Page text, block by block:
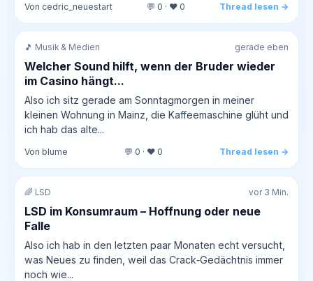
Von cedric_neuestart 💬 0 · ❤️ 0 Thread lesen →
🎵 Musik & Medien gerade eben
Welcher Sound hilft, wenn der Bruder wieder
im Casino hängt...
Also ich sitz gerade am Sonntagmorgen in meiner
kleinen Wohnung in Mainz, die Kaffeemaschine glüht und
ich hab das alte...
Von blume 💬 0 · ❤️ 0 Thread lesen →
🌈 LSD vor 3 Min.
LSD im Konsumraum – Hoffnung oder neue
Falle
Also ich hab in den letzten paar Monaten echt versucht,
was Neues zu finden, weil das Crack‑Gedächtnis immer
noch wie...